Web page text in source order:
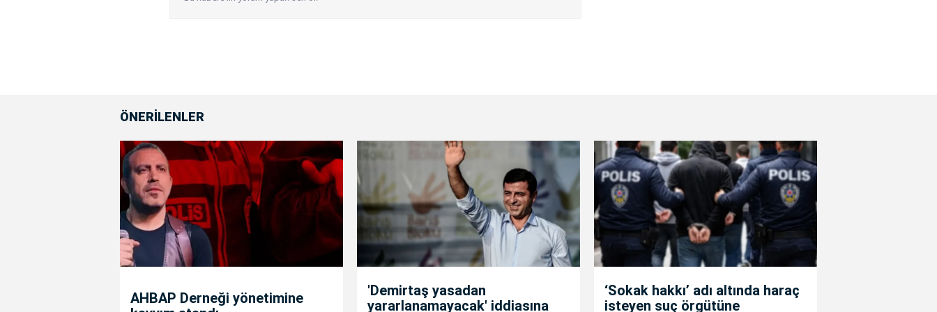
ÖNERİLENLER
AHBAP Derneği yönetimine
'Demirtaş yasadan
yararlanamayacak' iddiasına
‘Sokak hakkı’ adı altında haraç
isteyen suç örgütüne